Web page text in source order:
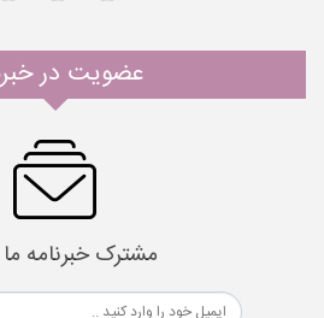
عضویت در
مشترک خبرنامه